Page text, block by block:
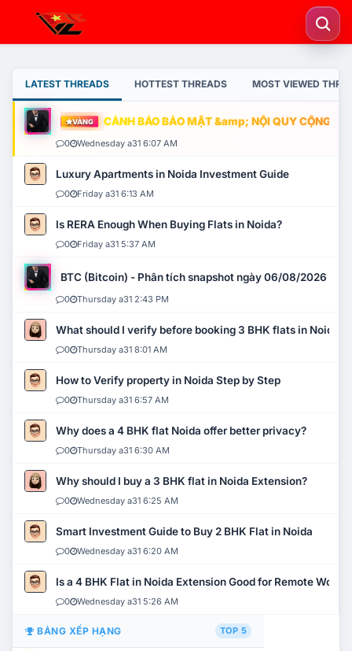
LATEST THREADS HOTTEST THREADS MOST VIEWED
VÀNG CẢNH BÁO BẢO MẬT &amp; NỘI QUY CỘNG
0 Wednesday a31 6:07 AM
Luxury Apartments in Noida Investment Guide
0 Friday a31 6:13 AM
Is RERA Enough When Buying Flats in Noida?
0 Friday a31 5:37 AM
BTC (Bitcoin) - Phân tích snapshot ngày 06/08/2026
0 Thursday a31 2:43 PM
What should I verify before booking 3 BHK flats in Noida?
0 Thursday a31 8:01 AM
How to Verify property in Noida Step by Step
0 Thursday a31 6:57 AM
Why does a 4 BHK flat Noida offer better privacy?
0 Thursday a31 6:30 AM
Why should I buy a 3 BHK flat in Noida Extension?
0 Wednesday a31 6:25 AM
Smart Investment Guide to Buy 2 BHK Flat in Noida
0 Wednesday a31 6:20 AM
Is a 4 BHK Flat in Noida Extension Good for Remote Work?
0 Wednesday a31 5:26 AM
BẢNG XẾP HẠNG TOP 5